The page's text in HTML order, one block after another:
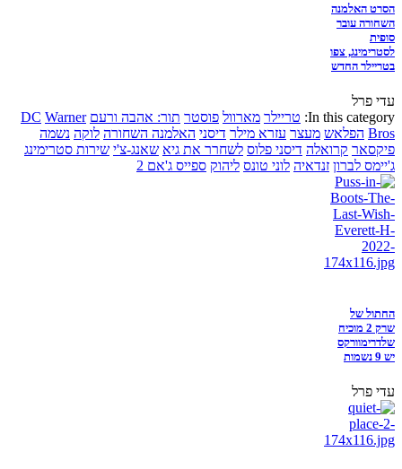
הסרט האלמנה
השחורה עובר
סופית
לסטרימינג, צפו
בטריילר החדש
עדי פרל
In this category: טריילר מארוול פוסטר תור: אהבה ורעם DC Warner
Bros הפלאש מעצר עזרא מילר דיסני האלמנה השחורה לוקה נשמה
פיקסאר קרואלה דיסני פלוס לשחרר את גיא שאנג-צ'י שירות סטרימינג
ג'יימס לברון זנדאיה לוני טונס ליהוק ספייס ג'אם 2
החתול של
שרק 2 מוכיח
שלדרימוורקס
יש 9 נשמות
עדי פרל